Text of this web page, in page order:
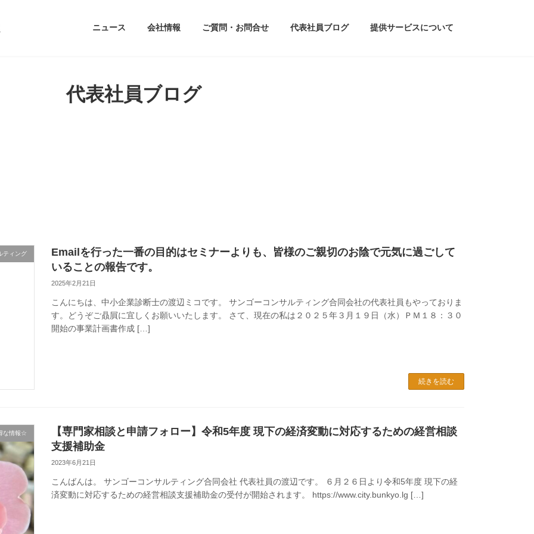
ニュース 会社情報 ご質問・お問合せ 代表社員ブログ 提供サービスについて
代表社員ブログ
ティング
Emailを行った一番の目的はセミナーよりも、皆様のご親切のお陰で元気に過ごして
いることの報告です。
2025年2月21日
こんにちは、中小企業診断士の渡辺ミコです。 サンゴーコンサルティング合同会社の代表社員もやっておりま
す。どうぞご贔屓に宜しくお願いいたします。 さて、現在の私は２０２５年３月１９日（水）ＰＭ１８：３０
開始の事業計画書作成 […]
続きを読む
な情報☆
【専門家相談と申請フォロー】令和5年度 現下の経済変動に対応するための経営相談
支援補助金
2023年6月21日
こんばんは。 サンゴーコンサルティング合同会社 代表社員の渡辺です。 ６月２６日より令和5年度 現下の経
済変動に対応するための経営相談支援補助金の受付が開始されます。 https://www.city.bunkyo.lg […]